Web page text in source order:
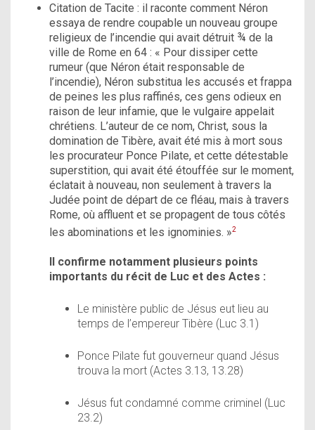
Citation de Tacite : il raconte comment Néron
essaya de rendre coupable un nouveau groupe
religieux de l’incendie qui avait détruit ¾ de la
ville de Rome en 64 : « Pour dissiper cette
rumeur (que Néron était responsable de
l’incendie), Néron substitua les accusés et frappa
de peines les plus raffinés, ces gens odieux en
raison de leur infamie, que le vulgaire appelait
chrétiens. L’auteur de ce nom, Christ, sous la
domination de Tibère, avait été mis à mort sous
les procurateur Ponce Pilate, et cette détestable
superstition, qui avait été étouffée sur le moment,
éclatait à nouveau, non seulement à travers la
Judée point de départ de ce fléau, mais à travers
Rome, où affluent et se propagent de tous côtés
les abominations et les ignominies. »2
Il confirme notamment plusieurs points
importants du récit de Luc et des Actes :
Le ministère public de Jésus eut lieu au
temps de l’empereur Tibère (Luc 3.1)
Ponce Pilate fut gouverneur quand Jésus
trouva la mort (Actes 3.13, 13.28)
Jésus fut condamné comme criminel (Luc
23.2)